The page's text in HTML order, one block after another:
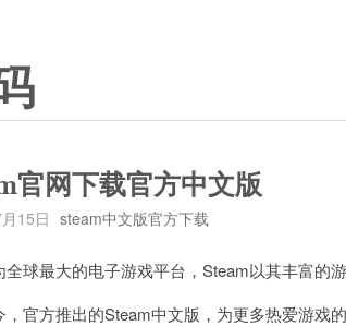
官网下载官方中文版
15日 steam中文版官方下载
最大的电子游戏平台，Steam以其丰富的游
方推出的Steam中文版，为更多热爱游戏的